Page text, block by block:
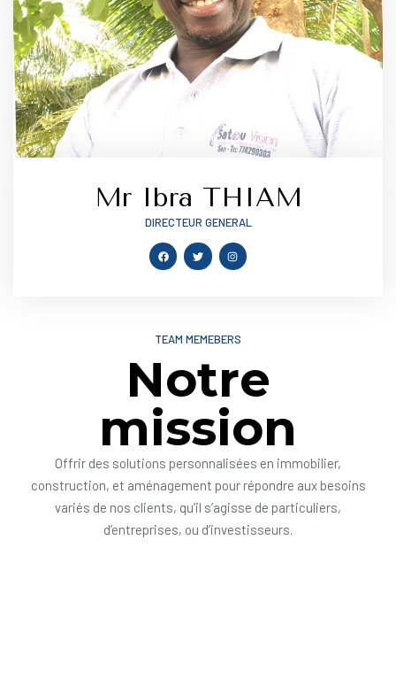
Mr Ibra THIAM
DIRECTEUR GENERAL
TEAM MEMEBERS
Notre
mission
Offrir des solutions personnalisées en immobilier,
construction, et aménagement pour répondre aux besoins
variés de nos clients, qu’il s’agisse de particuliers,
d’entreprises, ou d’investisseurs.